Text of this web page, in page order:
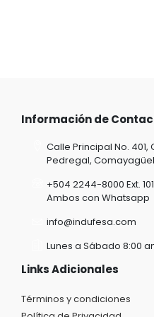
Información de
Calle Principal No. 401,
Pedregal,
+504 2244-8000 Ext.
Ambos con Whatsapp
info@indufesa.com
Lunes a Sábado 8:00
Links Adicionales
Términos y condiciones